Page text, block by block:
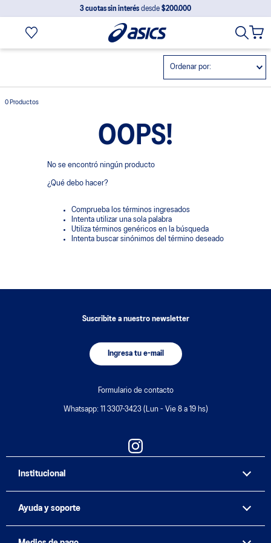
3 cuotas sin interés desde $200.000
Ordenar por
0 Productos
OOPS!
No se encontró ningún producto
¿Qué debo hacer?
Comprueba los términos ingresados
Intenta utilizar una sola palabra
Utiliza términos genéricos en la búsqueda
Intenta buscar sinónimos del término deseado
Suscribite a nuestro newsletter
Ingresa tu e-mail
Formulario de contacto
Whatsapp: 11 3307-3423 (Lun - Vie 8 a 19 hs)
Institucional
Ayuda y soporte